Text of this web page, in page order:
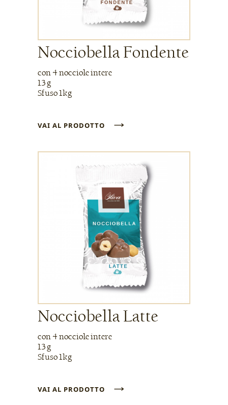
Nocciobella Fondente
con 4 nocciole intere
13 g
Sfuso 1kg
VAI AL PRODOTTO →
Nocciobella Latte
con 4 nocciole intere
13 g
Sfuso 1kg
VAI AL PRODOTTO →